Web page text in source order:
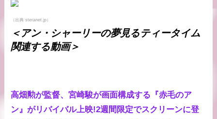
（出典 steranet.jp）
＜アン・シャーリーの夢見るティータイム
関連する動画＞
高畑勲が監督、宮崎駿が画面構成する『赤毛のア
ン』がリバイバル上映!2週間限定でスクリーンに登